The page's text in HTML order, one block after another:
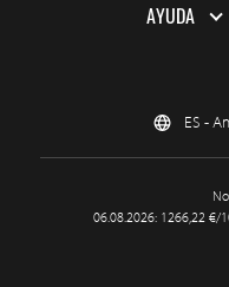
AYUDA
ES -
06.08.2026: 1266,22 €/